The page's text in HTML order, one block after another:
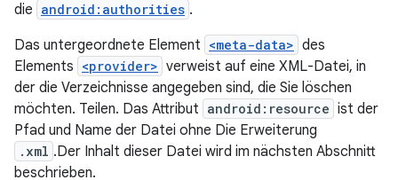
die android:authorities .
Das untergeordnete Element <meta-data> des
Elements <provider> verweist auf eine XML-Datei, in
der die Verzeichnisse angegeben sind, die Sie löschen
möchten. Teilen. Das Attribut android:resource ist der
Pfad und Name der Datei ohne Die Erweiterung
.xml .Der Inhalt dieser Datei wird im nächsten Abschnitt
beschrieben.